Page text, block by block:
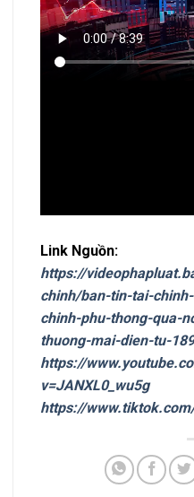
Link Nguồn:
https://
chinh/ban-tin-tai-
chinh-phu-thong-qua-
thuong-mai-dien-tu-
https://
v=JANXL0_wu5g
https://